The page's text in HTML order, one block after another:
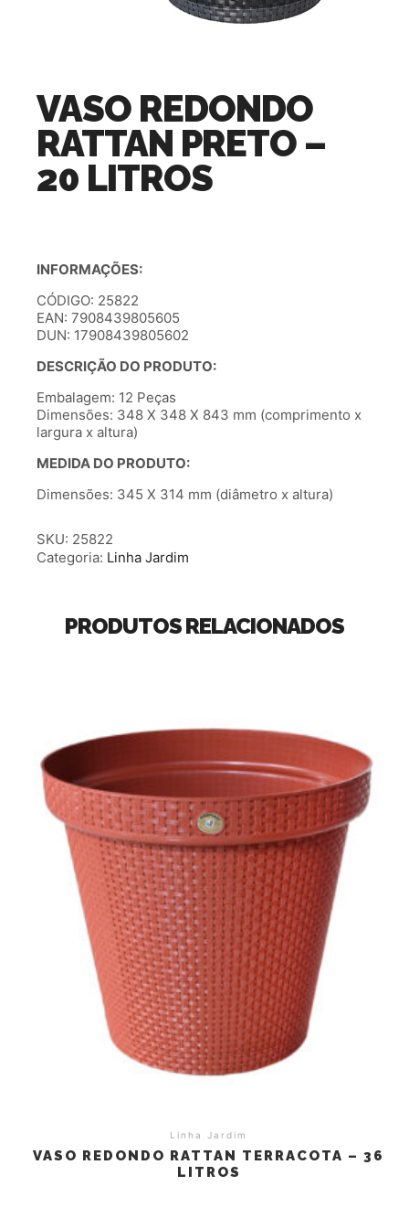
VASO REDONDO
RATTAN PRETO –
20 LITROS
INFORMAÇÕES:
CÓDIGO: 25822
EAN: 7908439805605
DUN: 17908439805602
DESCRIÇÃO DO PRODUTO:
Embalagem: 12 Peças
Dimensões: 348 X 348 X 843 mm (comprimento x
largura x altura)
MEDIDA DO PRODUTO:
Dimensões: 345 X 314 mm (diâmetro x altura)
SKU: 25822
Categoria: Linha Jardim
PRODUTOS RELACIONADOS
Linha Jardim
VASO REDONDO RATTAN TERRACOTA – 36
LITROS